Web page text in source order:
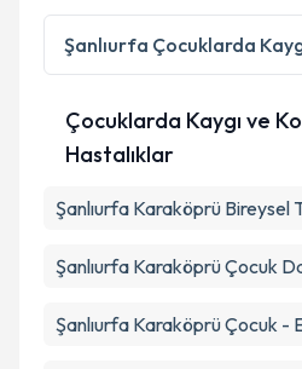
Şanlıurfa Çocuklarda
Çocuklarda Kaygı ve
Hastalıklar
Şanlıurfa Karaköprü Bireysel
Şanlıurfa Karaköprü Çocuk
Şanlıurfa Karaköprü Çocuk -